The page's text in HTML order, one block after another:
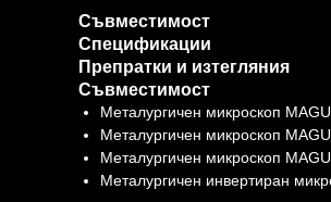
Съвместимост
Спецификации
Препратки и изтегляния
Съвместимост
Металургичен микроскоп
Металургичен микроскоп
Металургичен микроскоп
Металургичен инвертиран